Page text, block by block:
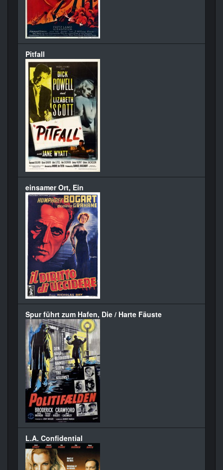
Pitfall
einsamer Ort, Ein
Spur führt zum Hafen, Die / Harte Fäuste
L.A. Confidential